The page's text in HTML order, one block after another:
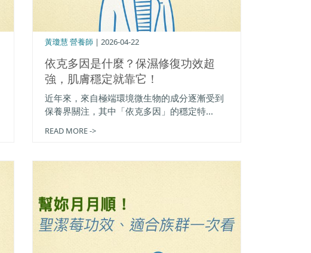
依克多因是什麼？保濕修復功效超
強，肌膚穩定就靠它！
黃瓊慧 營養師 | 2026-04-22
近年來，來自極端環境微生物的成分逐漸受到
保養界關注，其中「依克多因」的穩定特...
READ MORE ->